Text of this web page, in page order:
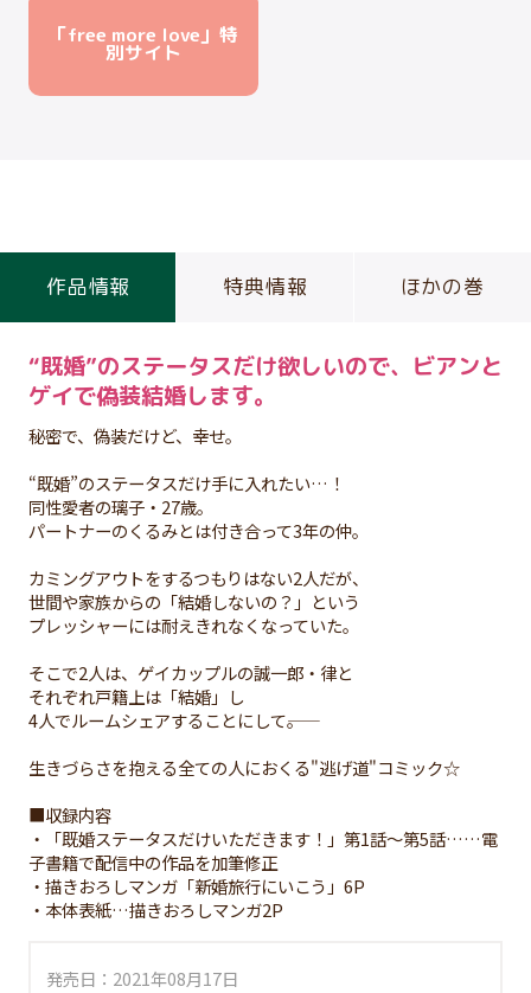
「free more love」特
別サイト
作品情報 特典情報 ほかの巻
“既婚”のステータスだけ欲しいので、ビアンと
ゲイで偽装結婚します。
秘密で、偽装だけど、幸せ。
“既婚”のステータスだけ手に入れたい…！
同性愛者の璃子・27歳。
パートナーのくるみとは付き合って3年の仲。
カミングアウトをするつもりはない2人だが、
世間や家族からの「結婚しないの？」という
プレッシャーには耐えきれなくなっていた。
そこで2人は、ゲイカップルの誠一郎・律と
それぞれ戸籍上は「結婚」し
4人でルームシェアすることにして――。
生きづらさを抱える全ての人におくる"逃げ道"コミック☆
■収録内容
・「既婚ステータスだけいただきます！」第1話～第5話……電
子書籍で配信中の作品を加筆修正
・描きおろしマンガ「新婚旅行にいこう」6P
・本体表紙…描きおろしマンガ2P
発売日：2021年08月17日